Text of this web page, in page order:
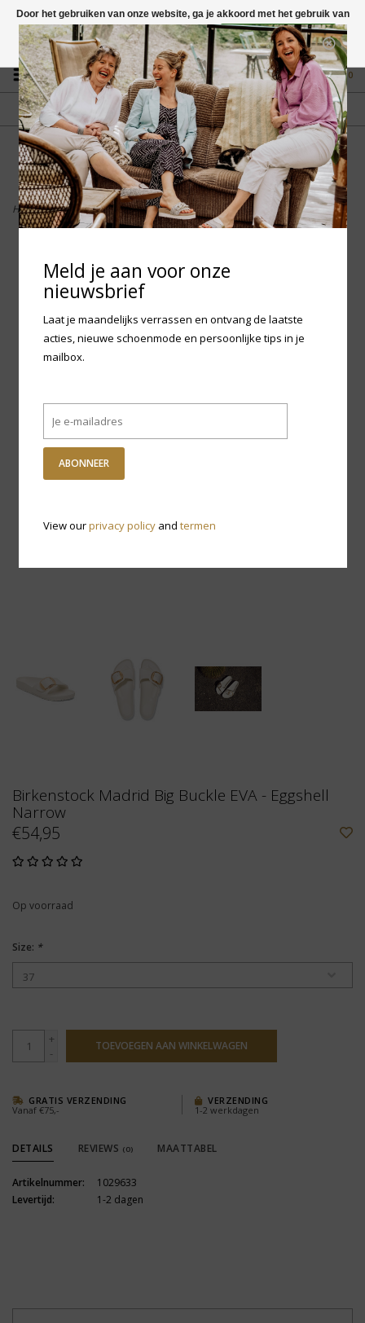
Vragen? App naar +31 58 250 1503
0
GRATIS VERZENDING NL
Vanaf € 75,-
FYSIEKE WINKEL
in Mantgum (frl)
fdad
Home>Birkenstock Madrid Big Buckle EVA - Eggshell Narrow
Birkenstock Madrid Big Buckle EVA - Eggshell
Narrow
€54,95
Op voorraad
Size: *
+
-
TOEVOEGEN AAN WINKELWAGEN
GRATIS VERZENDING
Vanaf €75,-
VERZENDING
1-2 werkdagen
DETAILS REVIEWS (0) MAATTABEL
Artikelnummer:
1029633
Levertijd:
1-2 dagen
Door het gebruiken van onze website, ga je akkoord met het gebruik van
cookies om onze website te verbeteren.
Dit bericht verbergen
Meer over cookies »
Meld je aan voor onze
nieuwsbrief
Laat je maandelijks verrassen en ontvang de laatste
acties, nieuwe schoenmode en persoonlijke tips in je
mailbox.
ABONNEER
View ourprivacy policyand termen